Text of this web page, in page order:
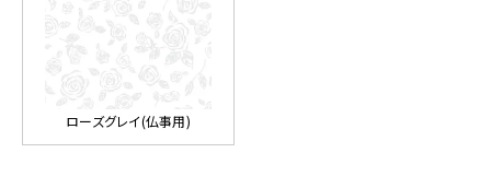
ローズグレイ(仏事用)